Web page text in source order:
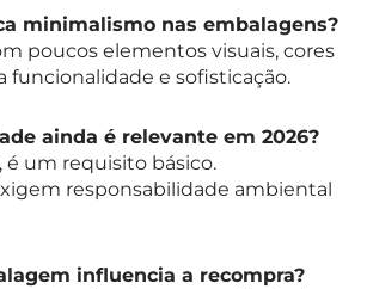
minimalismo nas embalagens?
poucos elementos visuais, cores
funcionalidade e sofisticação.
ainda é relevante em 2026?
é um requisito básico.
responsabilidade ambiental
influencia a recompra?